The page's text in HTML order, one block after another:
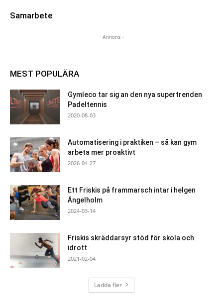
Samarbete
- Annons -
MEST POPULÄRA
Gymleco tar sig an den nya supertrenden
Padeltennis
2020-08-03
Automatisering i praktiken – så kan gym
arbeta mer proaktivt
2026-04-27
Ett Friskis på frammarsch intar i helgen
Ängelholm
2024-03-14
Friskis skräddarsyr stöd för skola och
idrott
2021-02-04
Ladda fler